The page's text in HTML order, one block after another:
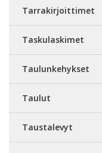
Tarrakirjoittimet
Taskulaskimet
Taulunkehykset
Taulut
Taustalevyt